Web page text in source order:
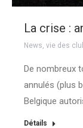
La crise :
News, vie des
De nombreux
annulés (plus
Belgique
Détails